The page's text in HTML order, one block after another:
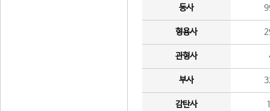
동사
형용사
관형사
부사
감탄사